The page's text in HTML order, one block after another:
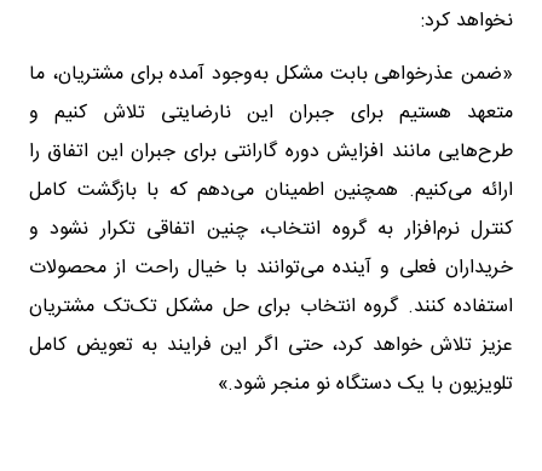
نخواهد کرد:
«ضمن عذرخواهی بابت مشکل به‌وجود آمده برای مشتریان، ما
متعهد هستیم برای جبران این نارضایتی تلاش کنیم و
طرح‌هایی مانند افزایش دوره گارانتی برای جبران این اتفاق را
ارائه می‌کنیم. همچنین اطمینان می‌دهم که با بازگشت کامل
کنترل نرم‌افزار به گروه انتخاب، چنین اتفاقی تکرار نشود و
خریداران فعلی و آینده می‌توانند با خیال راحت از محصولات
استفاده کنند. گروه انتخاب برای حل مشکل تک‌تک مشتریان
عزیز تلاش خواهد کرد، حتی اگر این فرایند به تعویض کامل
تلویزیون با یک دستگاه نو منجر شود.»